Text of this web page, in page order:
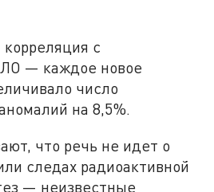
с
— каждое новое
число
на 8,5%.
что речь не идет о
следах радиоактивной
— неизвестные